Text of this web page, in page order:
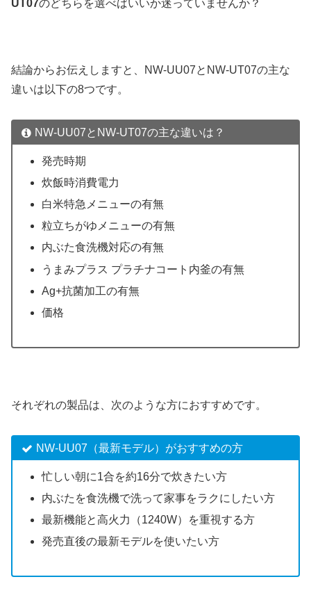
UT07のどちらを選べばいいか迷っていませんか？
結論からお伝えしますと、NW-UU07とNW-UT07の主な
違いは以下の8つです。
NW-UU07とNW-UT07の主な違いは？
発売時期
炊飯時消費電力
白米特急メニューの有無
粒立ちがゆメニューの有無
内ぶた食洗機対応の有無
うまみプラス プラチナコート内釜の有無
Ag+抗菌加工の有無
価格
それぞれの製品は、次のような方におすすめです。
NW-UU07（最新モデル）がおすすめの方
忙しい朝に1合を約16分で炊きたい方
内ぶたを食洗機で洗って家事をラクにしたい方
最新機能と高火力（1240W）を重視する方
発売直後の最新モデルを使いたい方